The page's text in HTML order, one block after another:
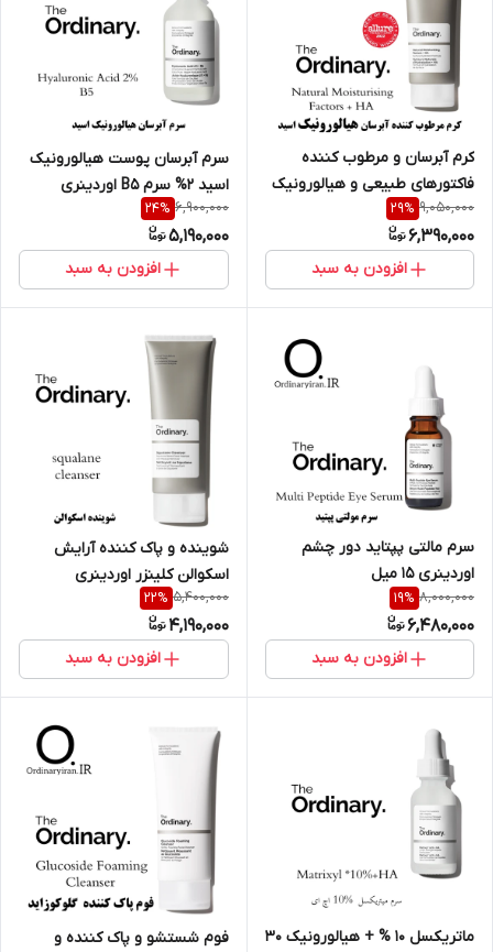
کرم آبرسان و مرطوب کننده
فاکتورهای طبیعی و هیالورونیک
اسید اوردینری 30 میل
9,050,000
29%
6,390,000
افزودن به سبد
سرم آبرسان پوست هیالورونیک
اسید 2% سرم B5 اوردینری
6,900,000
24%
5,190,000
افزودن به سبد
سرم مالتی پپتاید دور چشم
اوردینری 15 میل
8,000,000
19%
6,480,000
افزودن به سبد
شوینده و پاک کننده آرایش
اسکوالن کلینزر اوردینری
5,400,000
22%
4,190,000
افزودن به سبد
ماتریکسل 10 % + هیالورونیک 30 فوم شستشو و پاک کننده و